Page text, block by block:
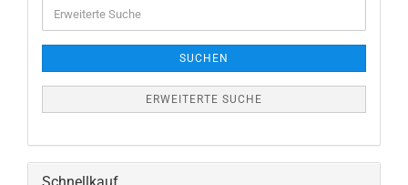
Suche
SUCHEN
ERWEITERTE SUCHE